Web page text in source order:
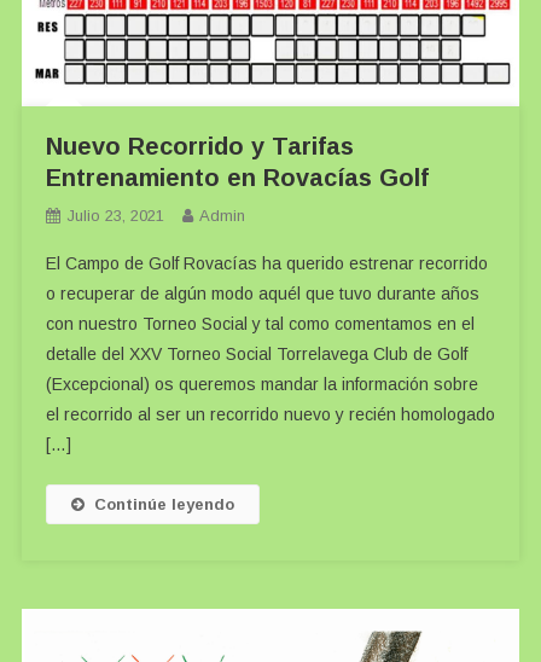
Nuevo Recorrido y Tarifas
Entrenamiento en Rovacías Golf
Julio 23, 2021 Admin
El Campo de Golf Rovacías ha querido estrenar recorrido
o recuperar de algún modo aquél que tuvo durante años
con nuestro Torneo Social y tal como comentamos en el
detalle del XXV Torneo Social Torrelavega Club de Golf
(Excepcional) os queremos mandar la información sobre
el recorrido al ser un recorrido nuevo y recién homologado
[…]
Continúe leyendo